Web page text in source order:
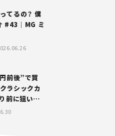
てるの？ 僕
#43｜MG ミ
前後”で買
ラシックカ
前に狙いた
手伝い――ち